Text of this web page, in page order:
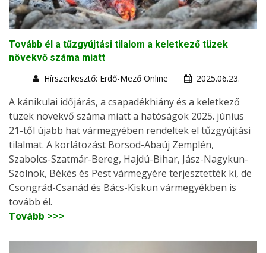
Tovább él a tűzgyújtási tilalom a keletkező tüzek
növekvő száma miatt
Hírszerkesztő: Erdő-Mező Online
2025.06.23.
A kánikulai időjárás, a csapadékhiány és a keletkező
tüzek növekvő száma miatt a hatóságok 2025. június
21-től újabb hat vármegyében rendeltek el tűzgyújtási
tilalmat. A korlátozást Borsod-Abaúj Zemplén,
Szabolcs-Szatmár-Bereg, Hajdú-Bihar, Jász-Nagykun-
Szolnok, Békés és Pest vármegyére terjesztették ki, de
Csongrád-Csanád és Bács-Kiskun vármegyékben is
tovább él.
Tovább >>>